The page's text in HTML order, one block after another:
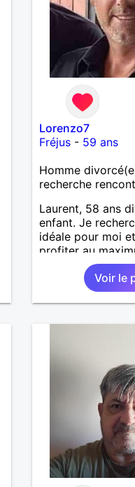
Lorenzo7
Fréjus - 59 ans
Homme
recherche
Laurent, 58 ans
enfant. Je
idéale pour moi
profiter au
de couple
Voir le